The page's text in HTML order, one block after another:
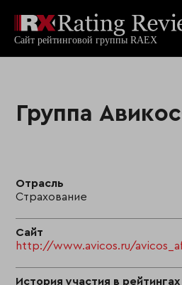
Группа
Отрасль
Страхование
Сайт
http://www.avicos.ru/
История участия в рейтингах